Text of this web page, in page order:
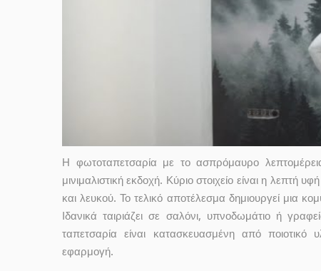
Η φωτοταπετσαρία με το ασπρόμαυρο
μινιμαλιστική εκδοχή. Κύριο στοιχείο είναι η
και λευκού. Το τελικό αποτέλεσμα δημιουργεί μια
Ιδανικά ταιριάζει σε σαλόνι, υπνοδωμάτιο ή
ταπετσαρία είναι κατασκευασμένη από ποιοτικό
εφαρμογή.